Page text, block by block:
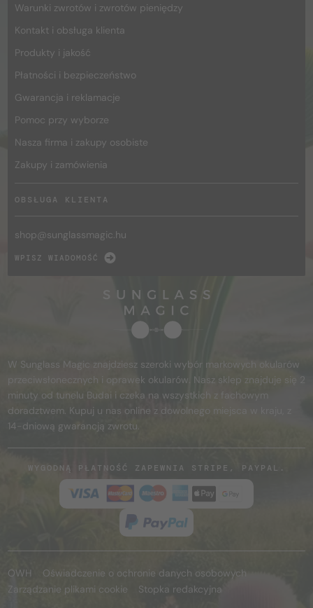
Warunki zwrotów i zwrotów pieniędzy
Kontakt i obsługa klienta
Produkty i jakość
Płatności i bezpieczeństwo
Gwarancja i reklamacje
Pomoc przy wyborze
Nasza firma i zakupy osobiste
Zakupy i zamówienia
OBSŁUGA KLIENTA
shop@sunglassmagic.hu
WPISZ WIADOMOŚĆ
W Sunglass Magic znajdziesz szeroki wybór markowych okularów
przeciwsłonecznych i oprawek okularów. Nasz sklep znajduje się 2
minuty od tunelu Budai i czeka na wszystkich z fachowym
doradztwem. Kupuj u nas online z dowolnego miejsca w kraju, z
14-dniową gwarancją zwrotu.
WYGODNĄ PŁATNOŚĆ ZAPEWNIA STRIPE, PAYPAL.
OWH
Oświadczenie o ochronie danych osobowych
Zarządzanie plikami cookie
Stopka redakcyjna